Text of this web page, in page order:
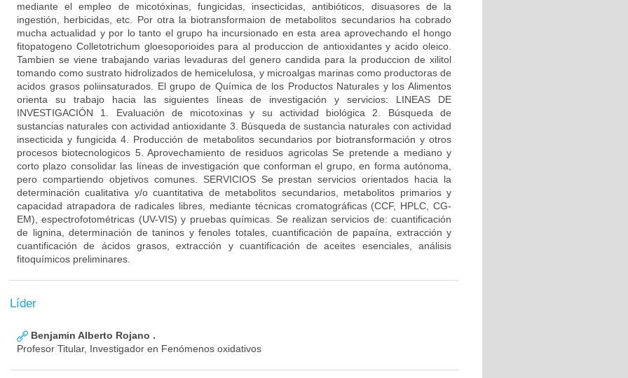
mediante el empleo de micotóxinas, fungicidas, insecticidas, antibióticos, disuasores de la
ingestión, herbicidas, etc. Por otra la biotransformaion de metabolitos secundarios ha cobrado
mucha actualidad y por lo tanto el grupo ha incursionado en esta area aprovechando el hongo
fitopatogeno Colletotrichum gloesoporioides para al produccion de antioxidantes y acido oleico.
Tambien se viene trabajando varias levaduras del genero candida para la produccion de xilitol
tomando como sustrato hidrolizados de hemicelulosa, y microalgas marinas como productoras de
acidos grasos poliinsaturados. El grupo de Química de los Productos Naturales y los Alimentos
orienta su trabajo hacia las siguientes líneas de investigación y servicios: LINEAS DE
INVESTIGACIÓN 1. Evaluación de micotoxinas y su actividad biológica 2. Búsqueda de
sustancias naturales con actividad antioxidante 3. Búsqueda de sustancia naturales con actividad
insecticida y fungicida 4. Producción de metabolitos secundarios por biotransformación y otros
procesos biotecnologicos 5. Aprovechamiento de residuos agricolas Se pretende a mediano y
corto plazo consolidar las líneas de investigación que conforman el grupo, en forma autónoma,
pero compartiendo objetivos comunes. SERVICIOS Se prestan servicios orientados hacia la
determinación cualitativa y/o cuantitativa de metabolitos secundarios, metabolitos primarios y
capacidad atrapadora de radicales libres, mediante técnicas cromatográficas (CCF, HPLC, CG-
EM), espectrofotométricas (UV-VIS) y pruebas químicas. Se realizan servicios de: cuantificación
de lignina, determinación de taninos y fenoles totales, cuantificación de papaína, extracción y
cuantificación de ácidos grasos, extracción y cuantificación de aceites esenciales, análisis
fitoquímicos preliminares.
Líder
Benjamin Alberto Rojano .
Profesor Titular, Investigador en Fenómenos oxidativos